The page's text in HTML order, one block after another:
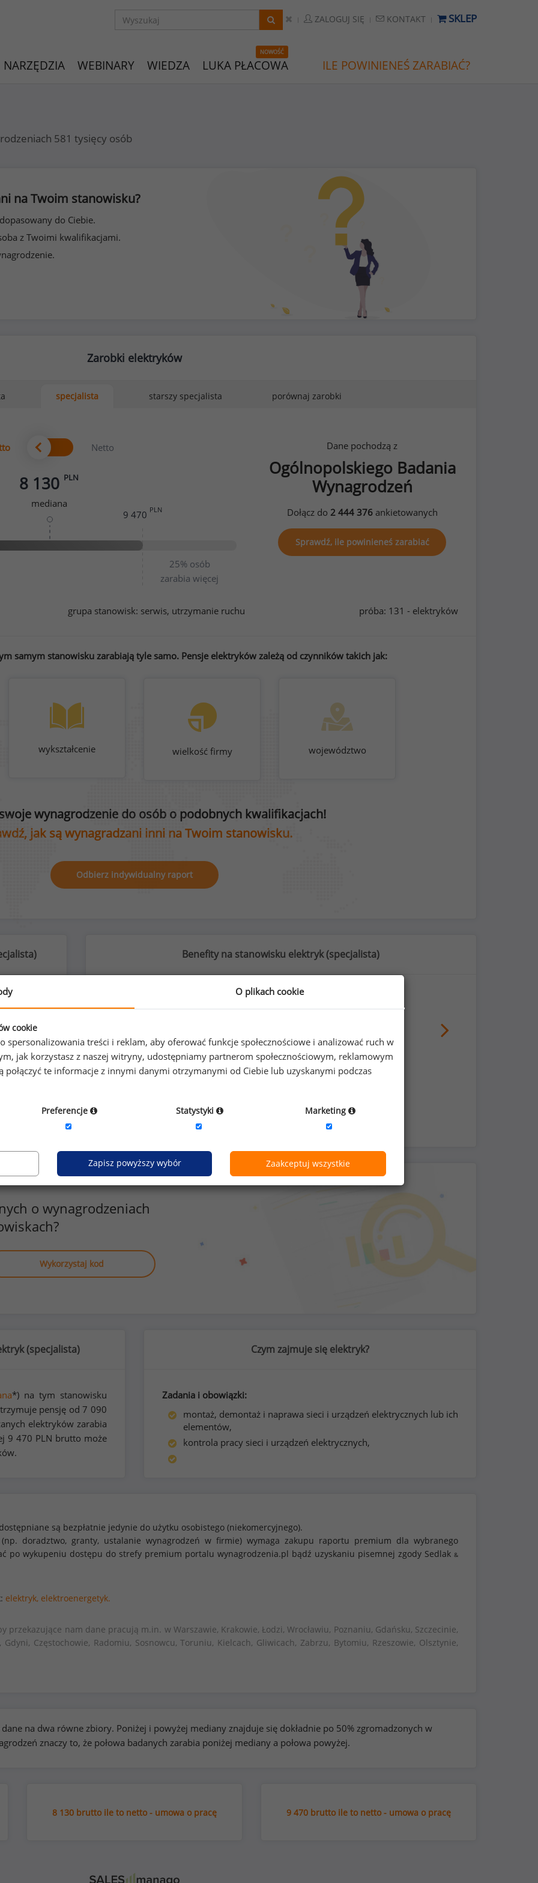
ZALOGUJ SIĘ KONTAKT SKLEP
NARZĘDZIA WEBINARY WIEDZA
NOWOŚĆ
LUKA PŁACOWA ILE POWINIENEŚ ZARABIAĆ?
581 tysięcy osób
na Twoim stanowisku?
do Ciebie.
z Twoimi kwalifikacjami.
Zarobki elektryków
specjalista starszy specjalista porównaj zarobki
Netto
8 130 PLN
mediana
25% osób
zarabia więcej
9 470 PLN
Dane pochodzą z
Ogólnopolskiego Badania
Wynagrodzeń
Dołącz do 2 444 376ankietowanych
Sprawdź, ile powinieneś zarabiać
grupa stanowisk: serwis, utrzymanie ruchu próba: 131 - elektryków
samym stanowisku zarabiają tyle samo. Pensje elektryków zależą od czynników takich jak:
wykształcenie wielkość firmy województwo
wynagrodzenie do osób o podobnych kwalifikacjach!
jak są wynagradzani inni na Twoim stanowisku.
Odbierz indywidualny raport
) Benefity na stanowisku elektryk (specjalista)
o wynagrodzeniach
Wykorzystaj kod
(specjalista)
*) na tym stanowisku
pensję od7 090
elektryków zarabia
9 470 PLN brutto może
Czym zajmuje się elektryk?
Zadania i obowiązki:
montaż, demontaż i naprawa sieci i urządzeń elektrycznych lub ich
elementów,
kontrola pracy sieci i urządzeń elektrycznych,
są bezpłatnie jedynie do użytku osobistego (niekomercyjnego).
doradztwo, granty, ustalanie wynagrodzeń w firmie) wymaga zakupu raportu premium dla wybranego
po wykupeniu dostępu do strefy premium portalu wynagrodzenia.pl bądź uzyskaniu pisemnej zgody Sedlak &
elektryk, elektroenergetyk.
przekazujące nam dane pracują m.in. w Warszawie, Krakowie, Łodzi, Wrocławiu, Poznaniu, Gdańsku, Szczecinie,
Gdyni, Częstochowie, Radomiu, Sosnowcu, Toruniu, Kielcach, Gliwicach, Zabrzu, Bytomiu, Rzeszowie, Olsztynie,
na dwa równe zbiory. Poniżej i powyżej mediany znajduje się dokładnie po 50% zgromadzonych w
znaczy to, że połowa badanych zarabia poniżej mediany a połowa powyżej.
8 130 brutto ile to netto - umowa o pracę 9 470 brutto ile to netto - umowa o pracę
O plikach cookie
cookie
spersonalizowania treści i reklam, aby oferować funkcje społecznościowe i analizować ruch w
jak korzystasz z naszej witryny, udostępniamy partnerom społecznościowym, reklamowym
połączyć te informacje z innymi danymi otrzymanymi od Ciebie lub uzyskanymi podczas
Preferencje Statystyki Marketing
Zapisz powyższy wybór Zaakceptuj wszystkie